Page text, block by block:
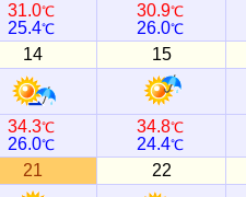
31.0℃
25.4℃
30.9℃
26.0℃
14 15
34.3℃
26.0℃
34.8℃
24.4℃
21 22